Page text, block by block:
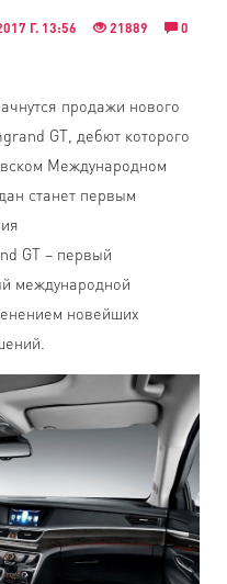
Г. 13:56 21889 0
продажи нового
GT, дебют которого
Международном
станет первым
GT – первый
международной
новейших